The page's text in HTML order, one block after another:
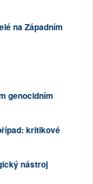
na Západním
genocidním
kritikové
nástroj